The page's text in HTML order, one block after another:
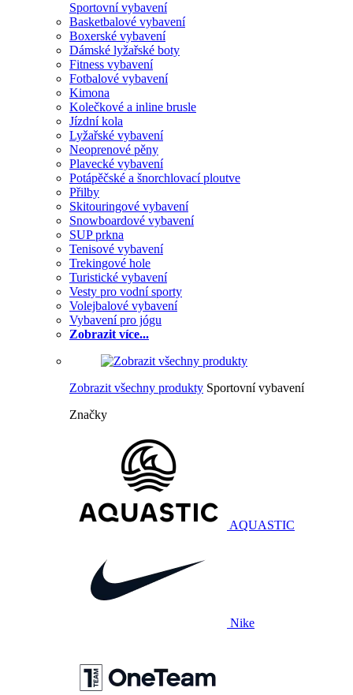
Sportovní vybavení
Basketbalové vybavení
Boxerské vybavení
Dámské lyžařské boty
Fitness vybavení
Fotbalové vybavení
Kimona
Kolečkové a inline brusle
Jízdní kola
Lyžařské vybavení
Neoprenové pěny
Plavecké vybavení
Potápěčské a šnorchlovací ploutve
Přilby
Skitouringové vybavení
Snowboardové vybavení
SUP prkna
Tenisové vybavení
Trekingové hole
Turistické vybavení
Vesty pro vodní sporty
Volejbalové vybavení
Vybavení pro jógu
Zobrazit více...
Zobrazit všechny produkty Sportovní vybavení
Značky
AQUASTIC
Nike